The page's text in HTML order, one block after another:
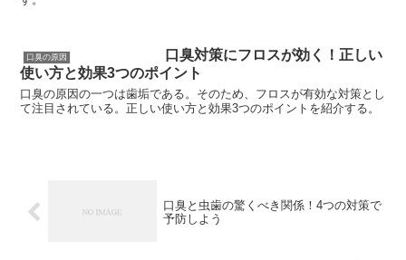
口臭の原因
口臭対策にフロスが効く！正しい
使い方と効果3つのポイント
口臭の原因の一つは歯垢である。そのため、フロスが有効な対策とし
て注目されている。正しい使い方と効果3つのポイントを紹介する。
口臭と虫歯の驚くべき関係！4つの対策で
予防しよう